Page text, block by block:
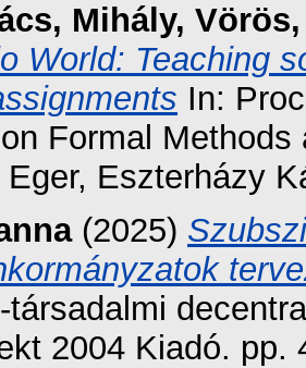
Mihály,
World: Teaching
In:
Formal
Eszterházy
(2025)
társadalmi
2004 Kiadó. pp.